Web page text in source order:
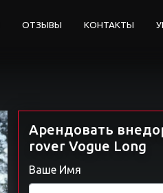
ОТЗЫВЫ КОНТАКТЫ
Арендовать
rover Vogue Long
Ваше Имя